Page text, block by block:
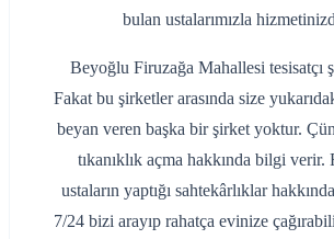
bulan ustalarımızla
Beyoğlu Firuzağa Mahallesi tesisatçı
Fakat bu şirketler arasında size
beyan veren başka bir şirket yoktur.
tıkanıklık açma hakkında bilgi verir.
ustaların yaptığı sahtekârlıklar
7/24 bizi arayıp rahatça evinize